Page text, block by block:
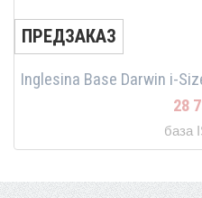
ПРЕДЗАКАЗ
Inglesina Base Darwin i-
28
база